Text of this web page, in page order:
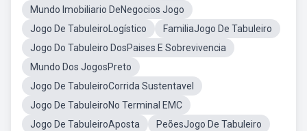
Mundo Imobiliario DeNegocios Jogo
Jogo De TabuleiroLogístico
FamiliaJogo De Tabuleiro
Jogo Do Tabuleiro DosPaises E Sobrevivencia
Mundo Dos JogosPreto
Jogo De TabuleiroCorrida Sustentavel
Jogo De TabuleiroNo Terminal EMC
Jogo De TabuleiroAposta
PeõesJogo De Tabuleiro